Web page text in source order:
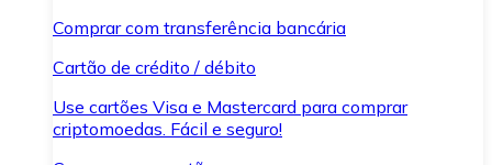
Comprar com transferência bancária
Cartão de crédito / débito
Use cartões Visa e Mastercard para comprar
criptomoedas. Fácil e seguro!